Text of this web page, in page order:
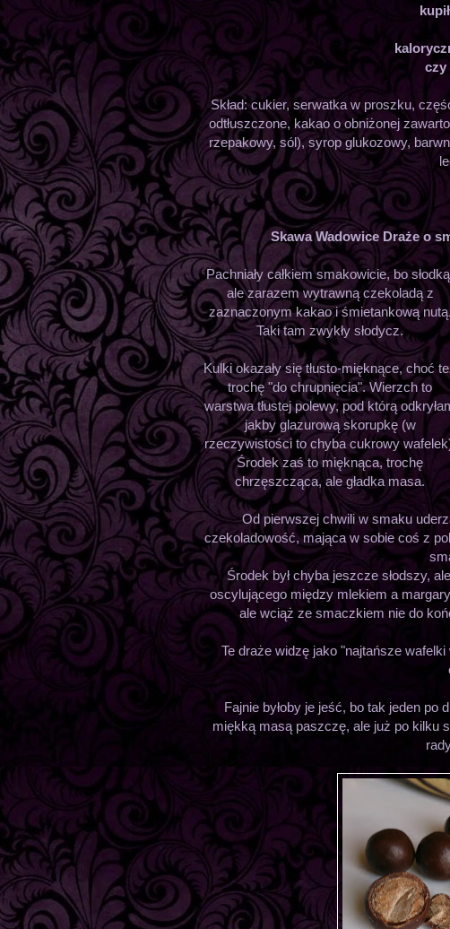
czy
Skład: cukier, serwatka w proszku,
odtłuszczone, kakao o obniżonej
rzepakowy, sól), syrop glukozowy,
Skawa Wadowice Draże o
Pachniały całkiem smakowicie, bo
ale zarazem wytrawną czekoladą z
zaznaczonym kakao i śmietankową nutą.
Taki tam zwykły słodycz.
Kulki okazały się tłusto-mięknące, choć
trochę "do chrupnięcia". Wierzch to
warstwa tłustej polewy, pod którą
jakby glazurową skorupkę (w
rzeczywistości to chyba cukrowy
Środek zaś to mięknąca, trochę
chrzęszcząca, ale gładka masa.
Od pierwszej chwili w smaku
czekoladowość, mająca w sobie coś z
Środek był chyba jeszcze słodszy,
oscylującego między mlekiem a
ale wciąż ze smaczkiem nie do
Te draże widzę jako "najtańsze
Fajnie byłoby je jeść, bo tak jeden po
miękką masą paszczę, ale już po kilku